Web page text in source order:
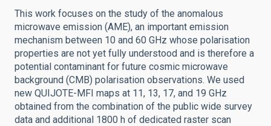
This work focuses on the study of the anomalous
microwave emission (AME), an important emission
mechanism between 10 and 60 GHz whose polarisation
properties are not yet fully understood and is therefore a
potential contaminant for future cosmic microwave
background (CMB) polarisation observations. We used
new QUIJOTE-MFI maps at 11, 13, 17, and 19 GHz
obtained from the combination of the public wide survey
data and additional 1800 h of dedicated raster scan